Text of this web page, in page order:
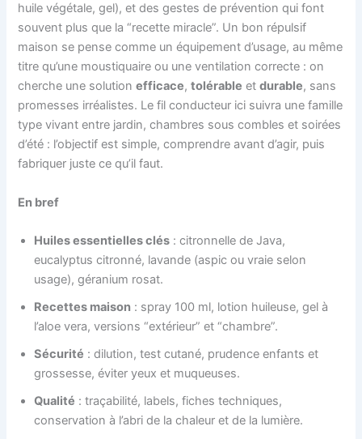
huile végétale, gel), et des gestes de prévention qui font
souvent plus que la “recette miracle”. Un bon répulsif
maison se pense comme un équipement d’usage, au même
titre qu’une moustiquaire ou une ventilation correcte : on
cherche une solutionefficace,tolérable etdurable, sans
promesses irréalistes. Le fil conducteur ici suivra une famille
type vivant entre jardin, chambres sous combles et soirées
d’été : l’objectif est simple, comprendre avant d’agir, puis
fabriquer juste ce qu’il faut.
En bref
Huiles essentielles clés : citronnelle de Java,
eucalyptus citronné, lavande (aspic ou vraie selon
usage), géranium rosat.
Recettes maison : spray 100 ml, lotion huileuse, gel à
l’aloe vera, versions “extérieur” et “chambre”.
Sécurité : dilution, test cutané, prudence enfants et
grossesse, éviter yeux et muqueuses.
Qualité : traçabilité, labels, fiches techniques,
conservation à l’abri de la chaleur et de la lumière.